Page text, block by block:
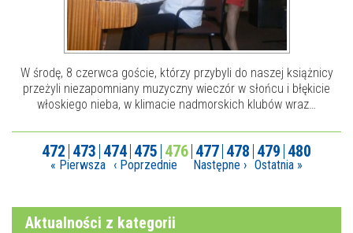
W środę, 8 czerwca goście, którzy przybyli do naszej książnicy
przeżyli niezapomniany muzyczny wieczór w słońcu i błękicie
włoskiego nieba, w klimacie nadmorskich klubów wraz…
472 473 474 475 476 477 478 479 480
« Pierwsza ‹ Poprzednie Następne › Ostatnia »
Aktualności z kategorii